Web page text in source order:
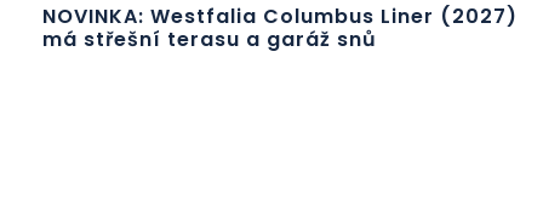
NOVINKA: Westfalia Columbus Liner (2027)
má střešní terasu a garáž snů